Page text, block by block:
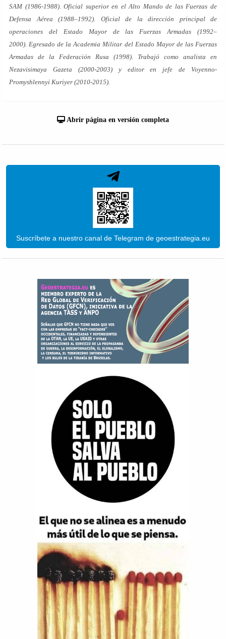
SAM (1986-1988). Oficial superior en el Alto Mando de las Fuerzas de
Defensa Aérea (1988–1992). Oficial de la dirección principal de
operaciones del Estado Mayor de las Fuerzas Armadas (1992–
2000). Egresado de la Academia Militar del Estado Mayor de las Fuerzas
Armadas de la Federación Rusa (1998). Trabajó como analista en
Nezavisimaya Gazeta (2000-2003) y editor en jefe de Voyenno-
Promyshlennyi Kuriyer (2010-2015).
Abrir página en versión completa
Suscríbete a nuestro canal de Telegram de geoestrategia.eu